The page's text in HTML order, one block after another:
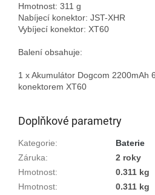
Hmotnost: 311 g
Nabíjecí konektor: JST-XHR
Vybíjecí konektor: XT60
Balení obsahuje:
1 x Akumulátor Dogcom 2200mAh
konektorem XT60
Doplňkové parametry
Kategorie:
Baterie
Záruka:
2 roky
Hmotnost:
0.311 kg
Hmotnost:
0.311 kg